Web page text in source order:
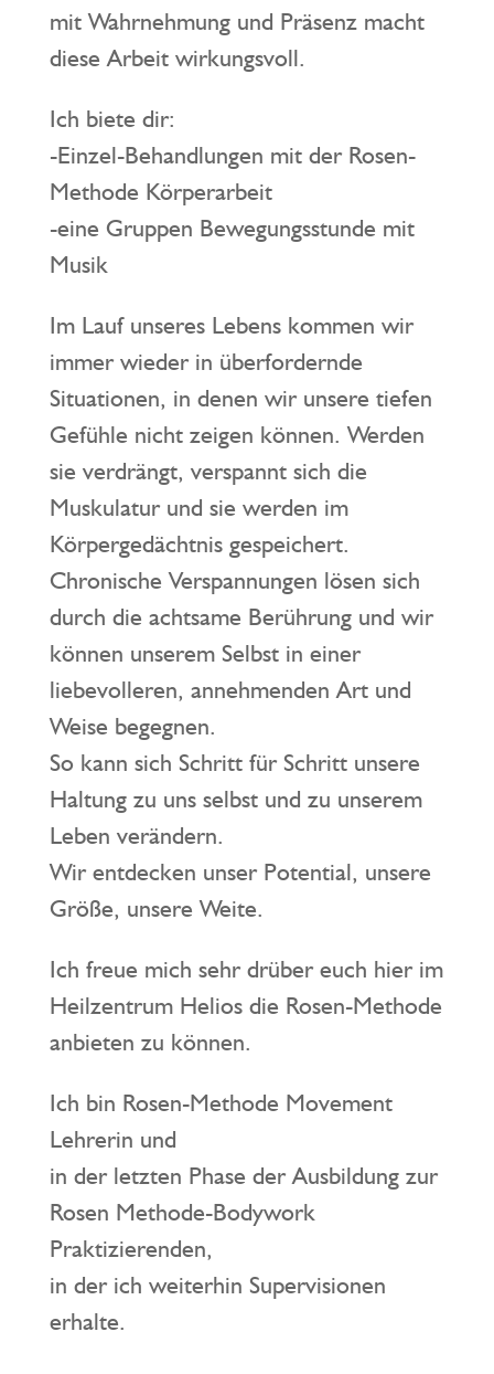
mit Wahrnehmung und Präsenz macht
diese Arbeit wirkungsvoll.
Ich biete dir:
-Einzel-Behandlungen mit der Rosen-
Methode Körperarbeit
-eine Gruppen Bewegungsstunde mit
Musik
Im Lauf unseres Lebens kommen wir
immer wieder in überfordernde
Situationen, in denen wir unsere tiefen
Gefühle nicht zeigen können. Werden
sie verdrängt, verspannt sich die
Muskulatur und sie werden im
Körpergedächtnis gespeichert.
Chronische Verspannungen lösen sich
durch die achtsame Berührung und wir
können unserem Selbst in einer
liebevolleren, annehmenden Art und
Weise begegnen.
So kann sich Schritt für Schritt unsere
Haltung zu uns selbst und zu unserem
Leben verändern.
Wir entdecken unser Potential, unsere
Größe, unsere Weite.
Ich freue mich sehr drüber euch hier im
Heilzentrum Helios die Rosen-Methode
anbieten zu können.
Ich bin Rosen-Methode Movement
Lehrerin und
in der letzten Phase der Ausbildung zur
Rosen Methode-Bodywork
Praktizierenden,
in der ich weiterhin Supervisionen
erhalte.